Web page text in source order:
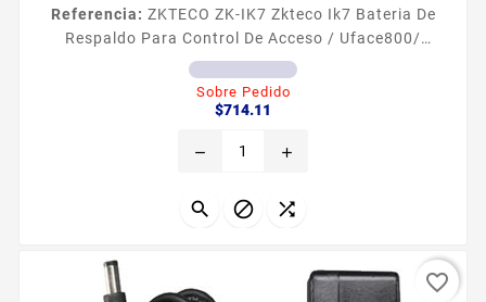
Referencia: ZKTECO ZK-IK7 Zkteco Ik7 Bateria De
Respaldo Para Control De Acceso / Uface800/
Sface900 / G3 / G3pro Información general Gracias a
ésta bateria nuestros equipos podrán seguir
operando con normalidad y sin interrupciones por un
recargable hecha de litio por lo que nos dará una
2000mA de...
Sobre Pedido
$714.11
remove add
  
favorite_border